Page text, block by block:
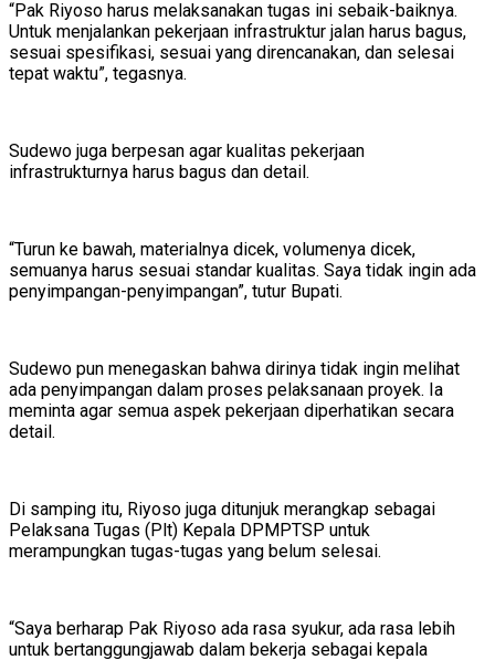
“Pak Riyoso harus melaksanakan tugas ini sebaik-baiknya.
Untuk menjalankan pekerjaan infrastruktur jalan harus bagus,
sesuai spesifikasi, sesuai yang direncanakan, dan selesai
tepat waktu”, tegasnya.
Sudewo juga berpesan agar kualitas pekerjaan
infrastrukturnya harus bagus dan detail.
“Turun ke bawah, materialnya dicek, volumenya dicek,
semuanya harus sesuai standar kualitas. Saya tidak ingin ada
penyimpangan-penyimpangan”, tutur Bupati.
Sudewo pun menegaskan bahwa dirinya tidak ingin melihat
ada penyimpangan dalam proses pelaksanaan proyek. Ia
meminta agar semua aspek pekerjaan diperhatikan secara
detail.
Di samping itu, Riyoso juga ditunjuk merangkap sebagai
Pelaksana Tugas (Plt) Kepala DPMPTSP untuk
merampungkan tugas-tugas yang belum selesai.
“Saya berharap Pak Riyoso ada rasa syukur, ada rasa lebih
untuk bertanggungjawab dalam bekerja sebagai kepala